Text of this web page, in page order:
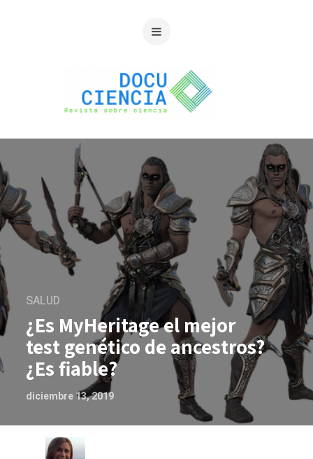
SALUD
¿Es MyHeritage el mejor
test genético de ancestros?
¿Es fiable?
diciembre 13, 2019